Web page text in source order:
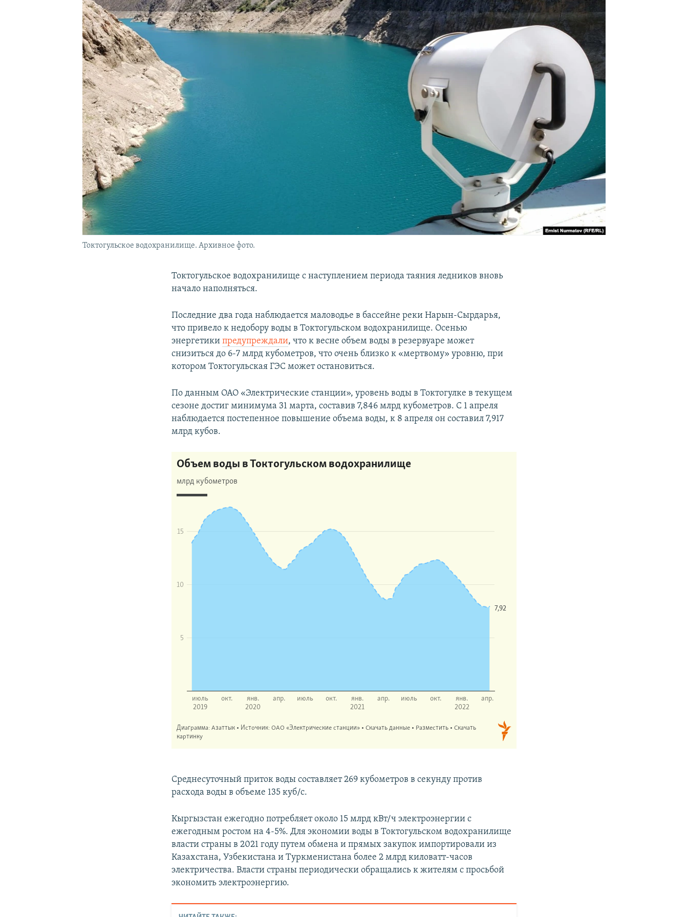
Токтогульское водохранилище. Архивное фото.
Токтогульское водохранилище с наступлением периода таяния ледников вновь
начало наполняться.
Последние два года наблюдается маловодье в бассейне реки Нарын-Сырдарья,
что привело к недобору воды в Токтогульском водохранилище. Осенью
энергетикипредупреждали, что к весне объем воды в резервуаре может
снизиться до 6-7 млрд кубометров, что очень близко к «мертвому» уровню, при
котором Токтогульская ГЭС может остановиться.
По данным ОАО «Электрические станции», уровень воды в Токтогулке в текущем
сезоне достиг минимума 31 марта, составив 7,846 млрд кубометров. С 1 апреля
наблюдается постепенное повышение объема воды, к 8 апреля он составил 7,917
млрд кубов.
Среднесуточный приток воды составляет 269 кубометров в секунду против
расхода воды в объеме 135 куб/с.
Кыргызстан ежегодно потребляет около 15 млрд кВт/ч электроэнергии с
ежегодным ростом на 4-5%. Для экономии воды в Токтогульском водохранилище
власти страны в 2021 году путем обмена и прямых закупок импортировали из
Казахстана, Узбекистана и Туркменистана более 2 млрд киловатт-часов
электричества. Власти страны периодически обращались к жителям с просьбой
экономить электроэнергию.